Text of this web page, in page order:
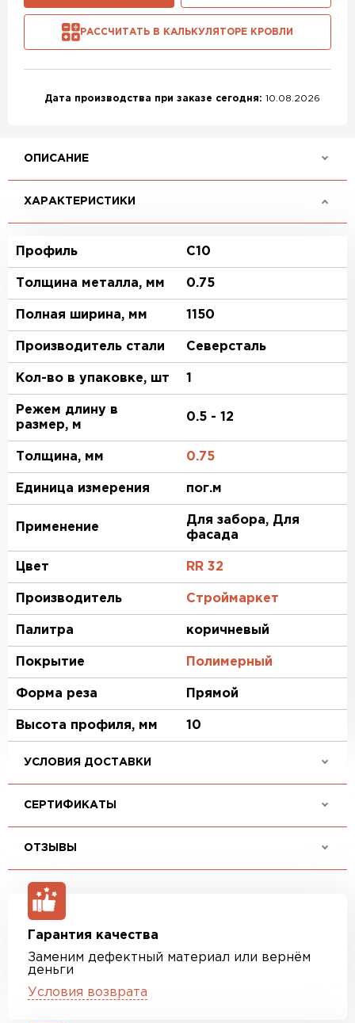
РАССЧИТАТЬ В КАЛЬКУЛЯТОРЕ КРОВЛИ
Дата производства при заказе сегодня: 10.08.2026
ОПИСАНИЕ
ХАРАКТЕРИСТИКИ
Профиль C10
Толщина металла, мм 0.75
Полная ширина, мм 1150
Производитель стали Северсталь
Кол-во в упаковке, шт 1
Режем длину в
размер, м
0.5 - 12
Толщина, мм 0.75
Единица измерения пог.м
Применение
Для забора, Для
фасада
Цвет RR 32
Производитель Строймаркет
Палитра коричневый
Покрытие Полимерный
Форма реза Прямой
Высота профиля, мм 10
УСЛОВИЯ ДОСТАВКИ
СЕРТИФИКАТЫ
ОТЗЫВЫ
Гарантия качества
Заменим дефектный материал или вернём
деньги
Условия возврата